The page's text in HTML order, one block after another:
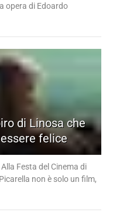
opera di Edoardo
di Linosa che
felice
Festa del Cinema di
non è solo un film,